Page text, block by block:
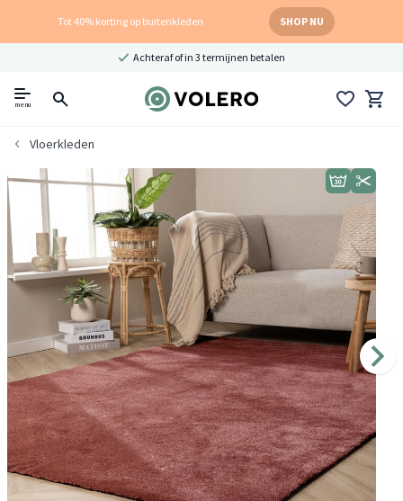
Tot 40% korting op buitenkleden SHOP NU
Achteraf of in 3 termijnen betalen
menu
Vloerkleden